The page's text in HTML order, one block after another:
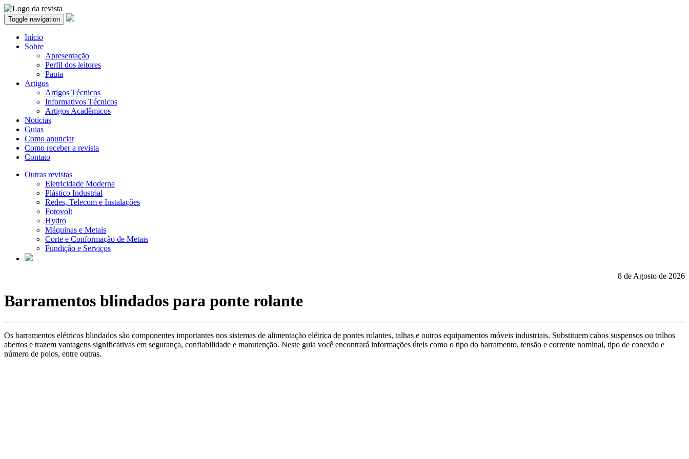
Toggle navigation
Início
Sobre
Apresentação
Perfil dos leitores
Pauta
Artigos
Artigos Técnicos
Informativos Técnicos
Artigos Acadêmicos
Notícias
Guias
Como anunciar
Como receber a revista
Contato
Outras revistas
Eletricidade Moderna
Plástico Industrial
Redes, Telecom e Instalações
Fotovolt
Hydro
Máquinas e Metais
Corte e Conformação de Metais
Fundição e Serviços
8 de Agosto de 2026
Barramentos blindados para ponte rolante
Os barramentos elétricos blindados são componentes importantes nos sistemas de alimentação elétrica de pontes rolantes, talhas e outros equipamentos móveis industriais. Substituem cabos suspensos ou trilhos
abertos e trazem vantagens significativas em segurança, confiabilidade e manutenção. Neste guia você encontrará informações úteis como o tipo do barramento, tensão e corrente nominal, tipo de conexão e
número de polos, entre outras.